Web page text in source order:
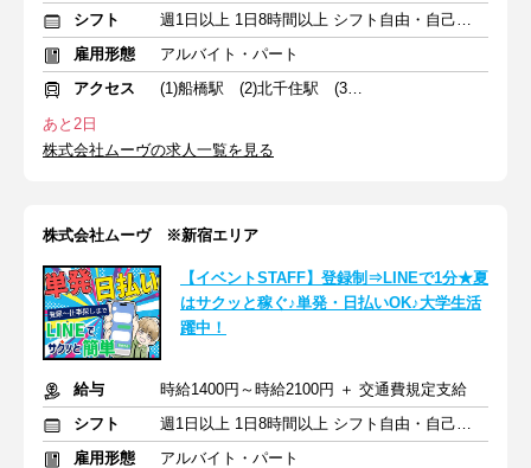
シフト
週1日以上 1日8時間以上 シフト自由・自己申告
雇用形態
アルバイト・パート
アクセス
(1)船橋駅 (2)北千住駅 (3)柏駅
あと2日
株式会社ムーヴの求人一覧を見る
株式会社ムーヴ ※新宿エリア
【イベントSTAFF】登録制⇒LINEで1分★夏
はサクッと稼ぐ♪単発・日払いOK♪大学生活
躍中！
給与
時給1400円～時給2100円 ＋ 交通費規定支給
シフト
週1日以上 1日8時間以上 シフト自由・自己申告
雇用形態
アルバイト・パート